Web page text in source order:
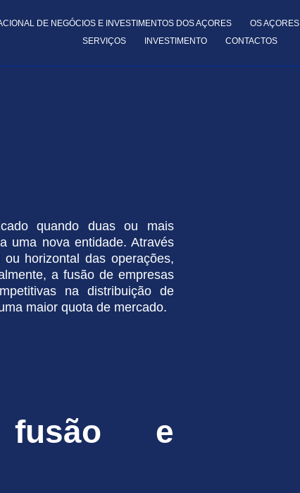
DE NEGÓCIOS E INVESTIMENTOS DOS AÇORES OS AÇORES
SERVIÇOS
INVESTIMENTO CONTACTOS
quando duas ou mais
uma nova entidade. Através
horizontal das operações,
a fusão de empresas
na distribuição de
maior quota de mercado.
fusão e